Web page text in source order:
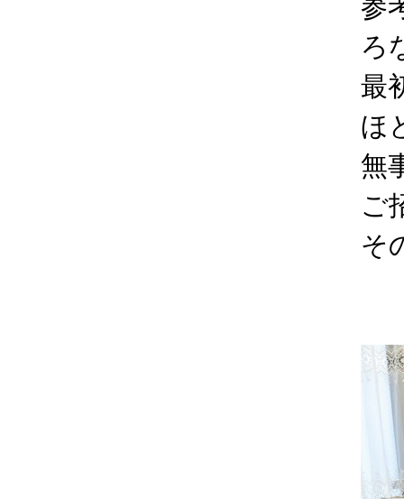
参
ろ
最
ほ
無
ご
そ